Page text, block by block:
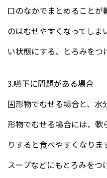
口のなかでまとめること
のはむせやすくなってしま
い状態にする、とろみをつ
3.嚥下に問題がある場合
固形物でむせる場合と、水
形物でむせる場合には、軟
りすると食べやすくなり
スープなどにもとろみをつ